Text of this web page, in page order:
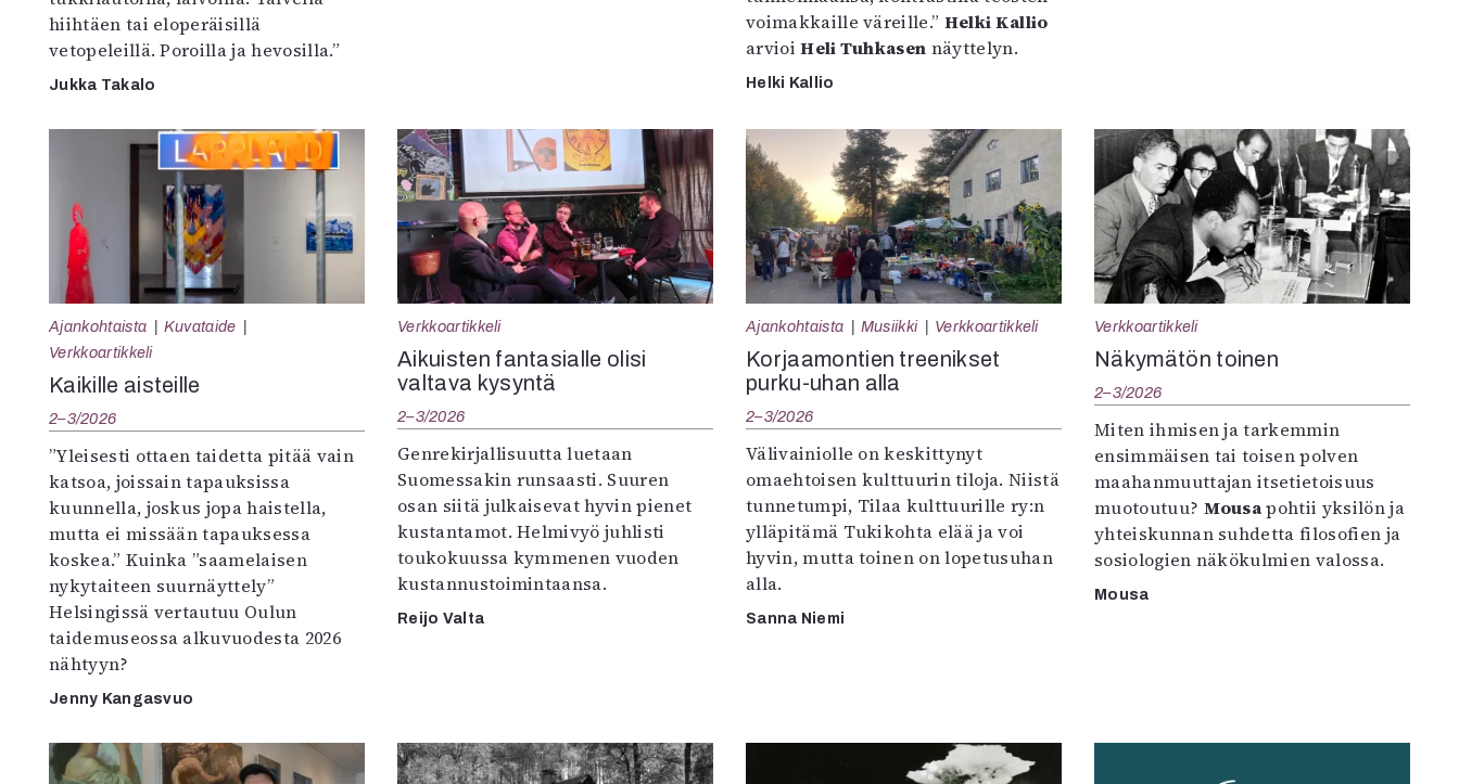
hiihtäen tai eloperäisillä
vetopeleillä. Poroilla ja hevosilla.”
Jukka Takalo
voimakkaille väreille.” Helki Kallio
arvioiHeli Tuhkasen näyttelyn.
Helki Kallio
Ajankohtaista
Kuvataide
Verkkoartikkeli
Kaikille aisteille
2–3/2026
”Yleisesti ottaen taidetta pitää vain
katsoa, joissain tapauksissa
kuunnella, joskus jopa haistella,
mutta ei missään tapauksessa
koskea.” Kuinka ”saamelaisen
nykytaiteen suurnäyttely”
Helsingissä vertautuu Oulun
taidemuseossa alkuvuodesta 2026
nähtyyn?
Jenny Kangasvuo
Verkkoartikkeli
Aikuisten fantasialle olisi
valtava kysyntä
2–3/2026
Genrekirjallisuutta luetaan
Suomessakin runsaasti. Suuren
osan siitä julkaisevat hyvin pienet
kustantamot. Helmivyö juhlisti
toukokuussa kymmenen vuoden
kustannustoimintaansa.
Reijo Valta
Ajankohtaista Musiikki Verkkoartikkeli
Korjaamontien treenikset
purku-uhan alla
2–3/2026
Välivainiolle on keskittynyt
omaehtoisen kulttuurin tiloja. Niistä
tunnetumpi, Tilaa kulttuurille ry:n
ylläpitämä Tukikohta elää ja voi
hyvin, mutta toinen on lopetusuhan
alla.
Sanna Niemi
Verkkoartikkeli
Näkymätön toinen
2–3/2026
Miten ihmisen ja tarkemmin
ensimmäisen tai toisen polven
maahanmuuttajan itsetietoisuus
muotoutuu? Mousapohtii yksilön ja
yhteiskunnan suhdetta filosofien ja
sosiologien näkökulmien valossa.
Mousa